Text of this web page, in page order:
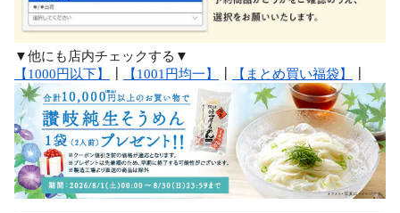
▼他にも店内チェックする▼
【1000円以下】
【1001円均一】 【まとめ買い福袋】